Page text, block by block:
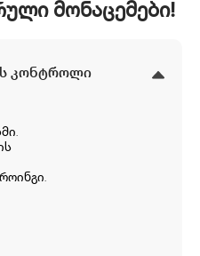
მონაცემები!
კონტროლი